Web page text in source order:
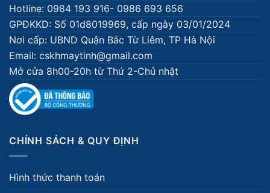
Hotline: 0984 193 916- 0986 693 656
GPĐKKD: Số 01d8019969, cấp ngày 03/01/2024
Nơi cấp: UBND Quận Bắc Từ Liêm, TP Hà Nội
Email: cskhmaytinh@gmail.com
Mở cửa 8h00-20h từ Thứ 2-Chủ nhật
CHÍNH SÁCH & QUY ĐỊNH
Hình thức thanh toán